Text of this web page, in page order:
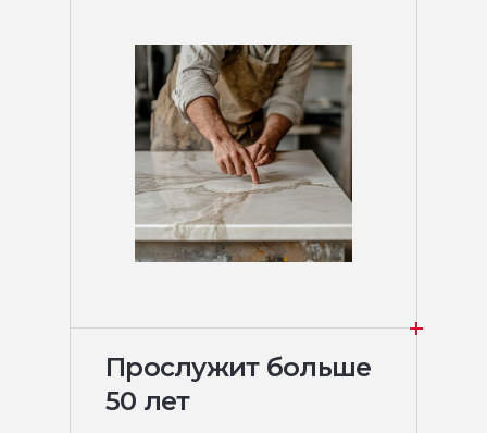
Прослужит больше
50 лет